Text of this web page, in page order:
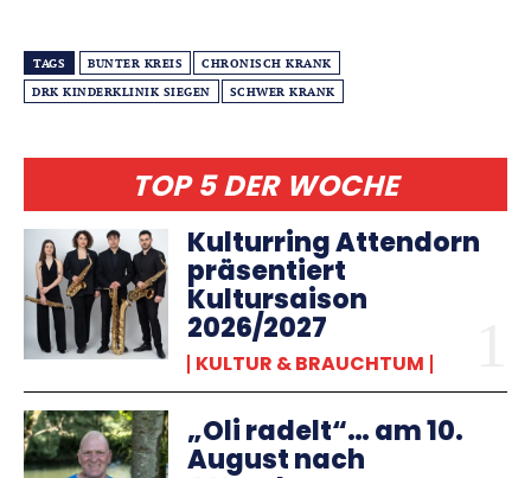
TOP 5 DER WOCHE
Kulturring Attendorn
präsentiert
Kultursaison
2026/2027
KULTUR & BRAUCHTUM
„Oli radelt“… am 10.
August nach
TAGS BUNTER KREIS
CHRONISCH KRANK
DRK KINDERKLINIK SIEGEN
SCHWER KRANK